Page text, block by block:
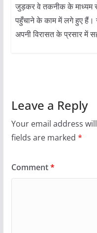
जुड़कर वे तकनीक के माध्यम से
पहुँचाने के काम में लगे हुए हैं।
अपनी विरासत के प्रसार में
Leave a Reply
Your email address
fields are marked *
Comment*